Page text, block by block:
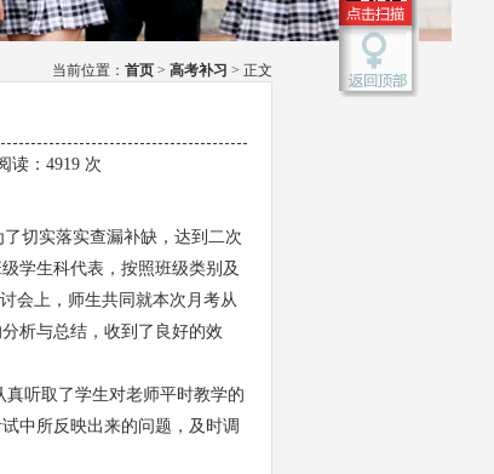
当前位置： 首页 > 高考补习 > 正文
读：4919 次
切实落实查漏补缺，达到二次
学生科代表，按照班级类别及
会上，师生共同就本次月考从
析与总结，收到了良好的效
听取了学生对老师平时教学的
中所反映出来的问题，及时调